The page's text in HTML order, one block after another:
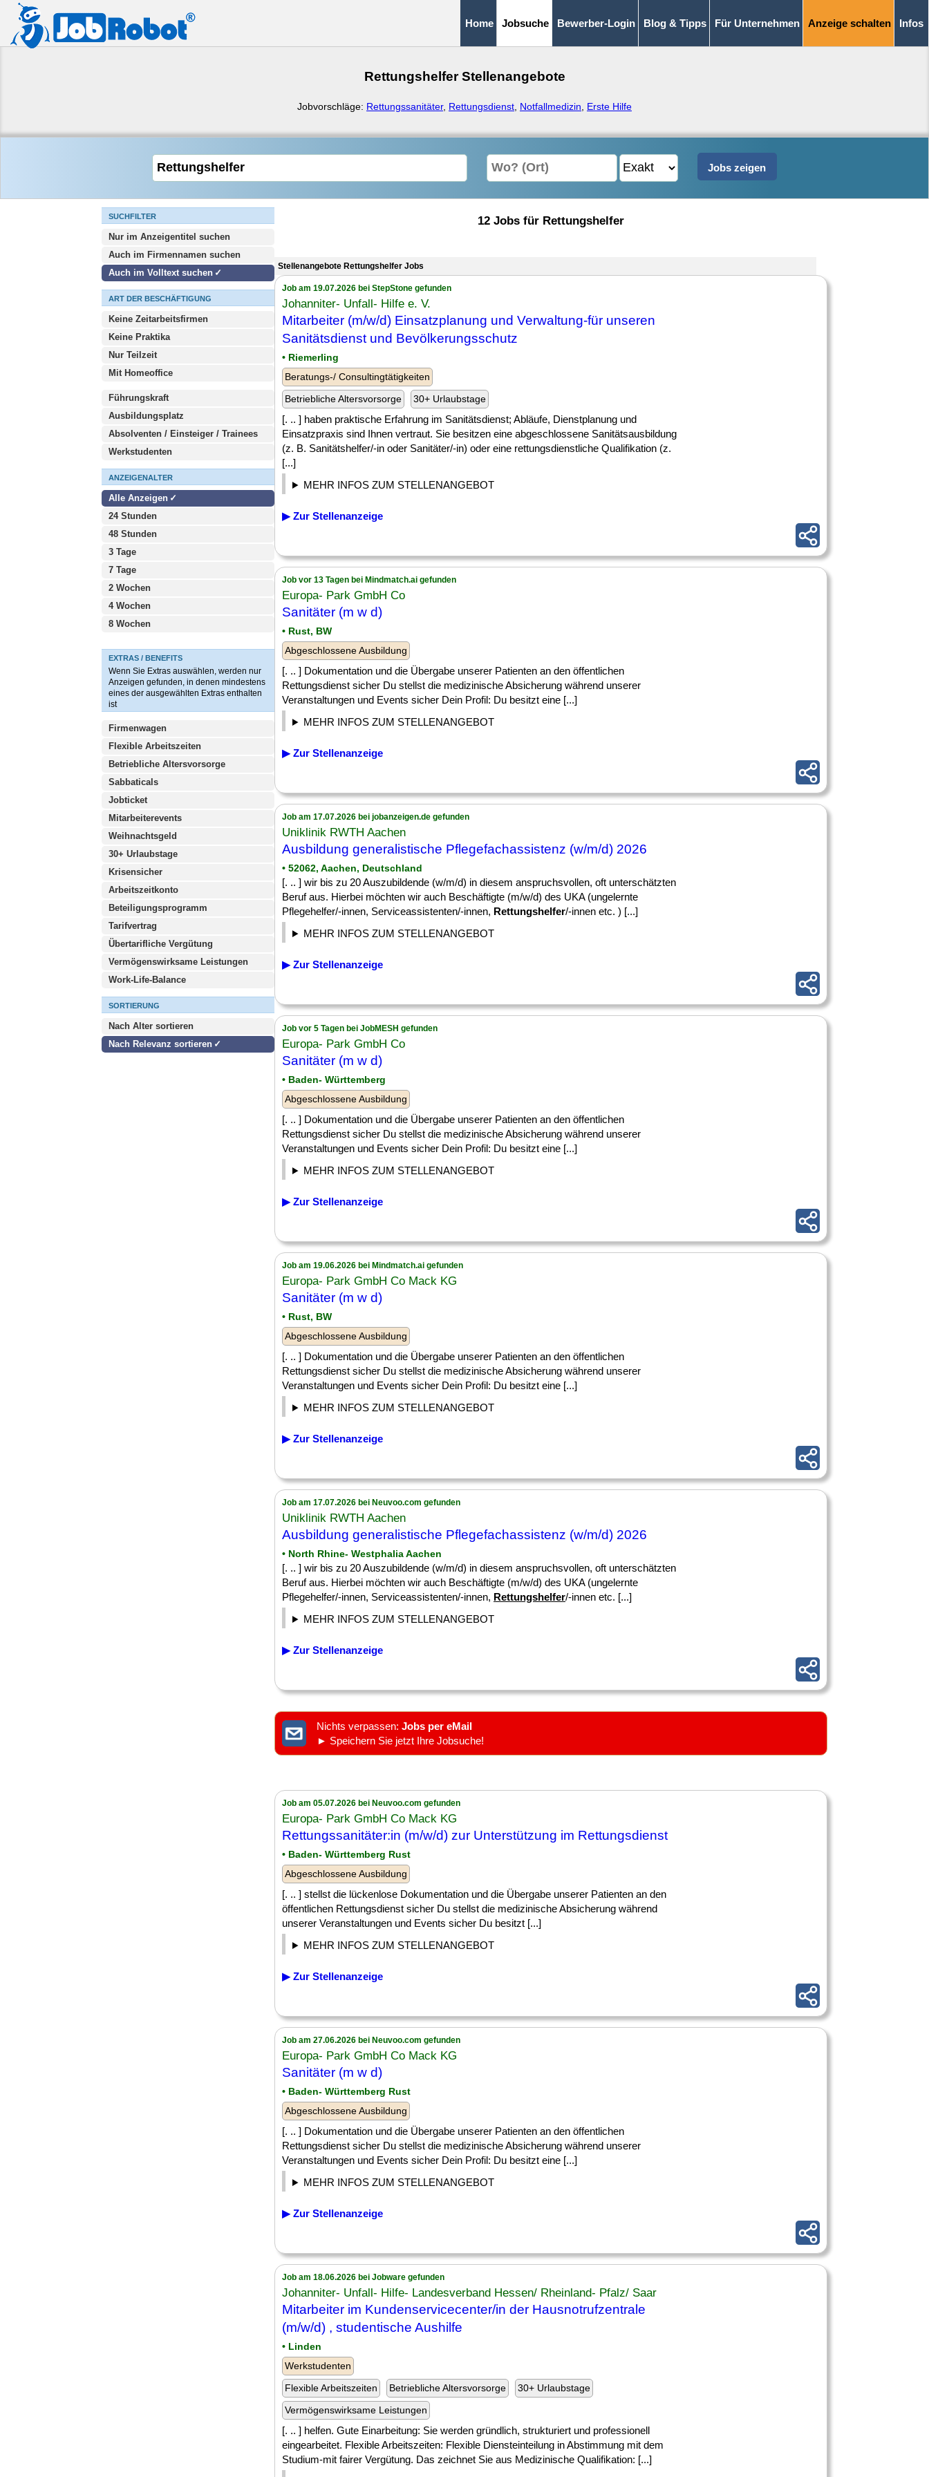
Home Jobsuche Bewerber-Login Blog & Tipps Für Unternehmen Anzeige schalten Infos
Rettungshelfer Stellenangebote
Jobvorschläge: Rettungssanitäter, Rettungsdienst Notfallmedizin Erste Hilfe
SUCHFILTER
Nur im Anzeigentitel suchen
Auch im Firmennamen suchen
Auch im Volltext suchen
ART DER BESCHÄFTIGUNG
Keine Zeitarbeitsfirmen
Keine Praktika
Nur Teilzeit
Mit Homeoffice
Führungskraft
Ausbildungsplatz
Absolventen / Einsteiger / Trainees
Werkstudenten
ANZEIGENALTER
Alle Anzeigen
24 Stunden
48 Stunden
3 Tage
7 Tage
2 Wochen
4 Wochen
8 Wochen
EXTRAS / BENEFITS
Wenn Sie Extras auswählen, werden nur
Anzeigen gefunden, in denen mindestens
eines der ausgewählten Extras enthalten
ist
Firmenwagen
Flexible Arbeitszeiten
Betriebliche Altersvorsorge
Sabbaticals
Jobticket
Mitarbeiterevents
Weihnachtsgeld
30+ Urlaubstage
Krisensicher
Arbeitszeitkonto
Beteiligungsprogramm
Tarifvertrag
Übertarifliche Vergütung
Vermögenswirksame Leistungen
Work-Life-Balance
SORTIERUNG
Nach Alter sortieren
Nach Relevanz sortieren
12 Jobs für Rettungshelfer
Stellenangebote Rettungshelfer Jobs
Job am 19.07.2026 bei StepStone gefunden
Johanniter- Unfall- Hilfe e. V.
Mitarbeiter (m/w/d) Einsatzplanung und Verwaltung-für unseren
Sanitätsdienst und Bevölkerungsschutz
• Riemerling
Beratungs-/ Consultingtätigkeiten
Betriebliche Altersvorsorge
30+ Urlaubstage
[. .. ] haben praktische Erfahrung im Sanitätsdienst; Abläufe, Dienstplanung und
Einsatzpraxis sind Ihnen vertraut. Sie besitzen eine abgeschlossene Sanitätsausbildung
(z. B. Sanitätshelfer/-in oder Sanitäter/-in) oder eine rettungsdienstliche Qualifikation (z.
[...]
MEHR INFOS ZUM STELLENANGEBOT
▶ Zur Stellenanzeige
Job vor 13 Tagen bei Mindmatch.ai gefunden
Europa- Park GmbH Co
Sanitäter (m w d)
• Rust, BW
Abgeschlossene Ausbildung
[. .. ] Dokumentation und die Übergabe unserer Patienten an den öffentlichen
Rettungsdienst sicher Du stellst die medizinische Absicherung während unserer
Veranstaltungen und Events sicher Dein Profil: Du besitzt eine [...]
MEHR INFOS ZUM STELLENANGEBOT
▶ Zur Stellenanzeige
Job am 17.07.2026 bei jobanzeigen.de gefunden
Uniklinik RWTH Aachen
Ausbildung generalistische Pflegefachassistenz (w/m/d) 2026
• 52062, Aachen, Deutschland
[. .. ] wir bis zu 20 Auszubildende (w/m/d) in diesem anspruchsvollen, oft unterschätzten
Beruf aus. Hierbei möchten wir auch Beschäftigte (m/w/d) des UKA (ungelernte
Pflegehelfer/-innen, Serviceassistenten/-innen, Rettungshelfer/-innen etc. ) [...]
MEHR INFOS ZUM STELLENANGEBOT
▶ Zur Stellenanzeige
Job vor 5 Tagen bei JobMESH gefunden
Europa- Park GmbH Co
Sanitäter (m w d)
• Baden- Württemberg
Abgeschlossene Ausbildung
[. .. ] Dokumentation und die Übergabe unserer Patienten an den öffentlichen
Rettungsdienst sicher Du stellst die medizinische Absicherung während unserer
Veranstaltungen und Events sicher Dein Profil: Du besitzt eine [...]
MEHR INFOS ZUM STELLENANGEBOT
▶ Zur Stellenanzeige
Job am 19.06.2026 bei Mindmatch.ai gefunden
Europa- Park GmbH Co Mack KG
Sanitäter (m w d)
• Rust, BW
Abgeschlossene Ausbildung
[. .. ] Dokumentation und die Übergabe unserer Patienten an den öffentlichen
Rettungsdienst sicher Du stellst die medizinische Absicherung während unserer
Veranstaltungen und Events sicher Dein Profil: Du besitzt eine [...]
MEHR INFOS ZUM STELLENANGEBOT
▶ Zur Stellenanzeige
Job am 17.07.2026 bei Neuvoo.com gefunden
Uniklinik RWTH Aachen
Ausbildung generalistische Pflegefachassistenz (w/m/d) 2026
• North Rhine- Westphalia Aachen
[. .. ] wir bis zu 20 Auszubildende (w/m/d) in diesem anspruchsvollen, oft unterschätzten
Beruf aus. Hierbei möchten wir auch Beschäftigte (m/w/d) des UKA (ungelernte
Pflegehelfer/-innen, Serviceassistenten/-innen, Rettungshelfer/-innen etc. [...]
MEHR INFOS ZUM STELLENANGEBOT
▶ Zur Stellenanzeige
Nichts verpassen: Jobs per eMail
► Speichern Sie jetzt Ihre Jobsuche!
Job am 05.07.2026 bei Neuvoo.com gefunden
Europa- Park GmbH Co Mack KG
Rettungssanitäter:in (m/w/d) zur Unterstützung im Rettungsdienst
• Baden- Württemberg Rust
Abgeschlossene Ausbildung
[. .. ] stellst die lückenlose Dokumentation und die Übergabe unserer Patienten an den
öffentlichen Rettungsdienst sicher Du stellst die medizinische Absicherung während
unserer Veranstaltungen und Events sicher Du besitzt [...]
MEHR INFOS ZUM STELLENANGEBOT
▶ Zur Stellenanzeige
Job am 27.06.2026 bei Neuvoo.com gefunden
Europa- Park GmbH Co Mack KG
Sanitäter (m w d)
• Baden- Württemberg Rust
Abgeschlossene Ausbildung
[. .. ] Dokumentation und die Übergabe unserer Patienten an den öffentlichen
Rettungsdienst sicher Du stellst die medizinische Absicherung während unserer
Veranstaltungen und Events sicher Dein Profil: Du besitzt eine [...]
MEHR INFOS ZUM STELLENANGEBOT
▶ Zur Stellenanzeige
Job am 18.06.2026 bei Jobware gefunden
Johanniter- Unfall- Hilfe- Landesverband Hessen/ Rheinland- Pfalz/ Saar
Mitarbeiter im Kundenservicecenter/in der Hausnotrufzentrale
(m/w/d) , studentische Aushilfe
• Linden
Werkstudenten
Flexible Arbeitszeiten
Betriebliche Altersvorsorge
30+ Urlaubstage
Vermögenswirksame Leistungen
[. .. ] helfen. Gute Einarbeitung: Sie werden gründlich, strukturiert und professionell
eingearbeitet. Flexible Arbeitszeiten: Flexible Diensteinteilung in Abstimmung mit dem
Studium-mit fairer Vergütung. Das zeichnet Sie aus Medizinische Qualifikation: [...]